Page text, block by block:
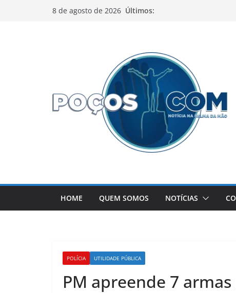
8 de agosto de 2026 Últimos:
HOME QUEM SOMOS NOTÍCIAS
POLÍCIA UTILIDADE PÚBLICA
PM apreende 7